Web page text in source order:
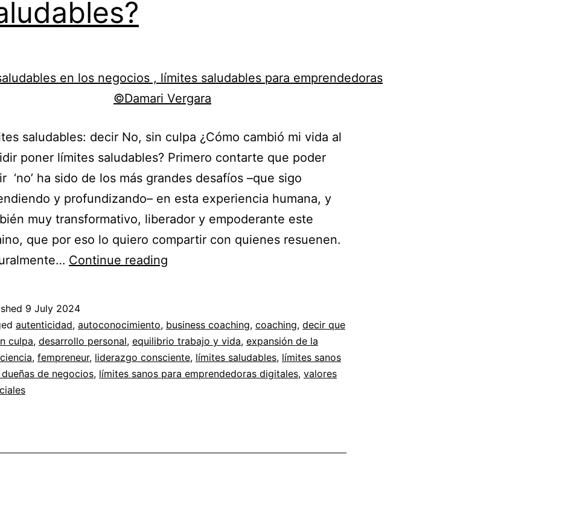
saludables: decir No, sin culpa ¿Cómo cambió mi vida al
poner límites saludables? Primero contarte que poder
‘no’ ha sido de los más grandes desafíos –que sigo
y profundizando– en esta experiencia humana, y
muy transformativo, liberador y empoderante este
que por eso lo quiero compartir con quienes resuenen.
Continue reading
vida
al
decidir
poner
9 July 2024
,
,
autenticidad, autoconocimiento, business coaching, coaching, decir que
culpa, desarrollo personal, equilibrio trabajo y vida, expansión de la
, fempreneur, liderazgo consciente, límites saludables, límites sanos
de negocios, límites sanos para emprendedoras digitales, valores